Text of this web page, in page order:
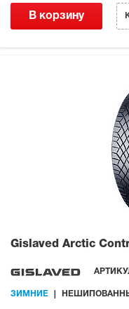
В корзину
Gislaved Arctic
ЗИМНИЕ